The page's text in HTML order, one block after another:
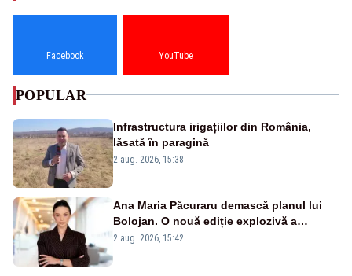
Facebook YouTube
POPULAR
Infrastructura irigațiilor din România,
lăsată în paragină
2 aug. 2026, 15:38
Ana Maria Păcuraru demască planul lui
Bolojan. O nouă ediție explozivă a
emisiunii „Miza Zilei” la Realitatea PLUS
2 aug. 2026, 15:42